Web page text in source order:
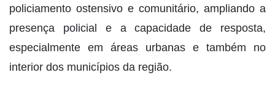
policiamento ostensivo e comunitário, ampliando a
presença policial e a capacidade de resposta,
especialmente em áreas urbanas e também no
interior dos municípios da região.